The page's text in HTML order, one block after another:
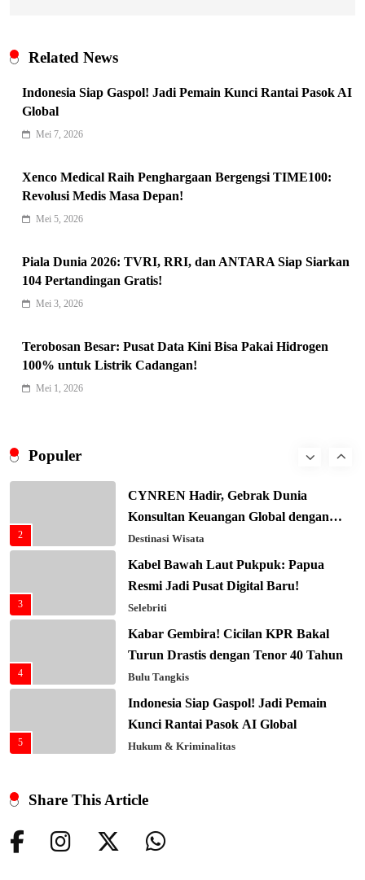
Populer
5
Kunci Rantai Pasok AI Global
Hukum & Kriminalitas
6 Editorial
Keren! Baznas Bangun Sekolah Tenda
Xenco Medical Raih Penghargaan
2
CYNREN Hadir, Gebrak Dunia
Konsultan Keuangan Global dengan
Sentuhan AI
Destinasi Wisata
3
Kabel Bawah Laut Pukpuk: Papua
Resmi Jadi Pusat Digital Baru!
Selebriti
4
Kabar Gembira! Cicilan KPR Bakal
Turun Drastis dengan Tenor 40 Tahun
Bulu Tangkis
5
Indonesia Siap Gaspol! Jadi Pemain
Kunci Rantai Pasok AI Global
Hukum & Kriminalitas
Negara G20 di Awal 2026
Keren! Baznas Bangun Sekolah Tenda
Related News
Indonesia Siap Gaspol! Jadi Pemain Kunci Rantai Pasok AI
Global
Mei 7, 2026
Xenco Medical Raih Penghargaan Bergengsi TIME100:
Revolusi Medis Masa Depan!
Mei 5, 2026
Piala Dunia 2026: TVRI, RRI, dan ANTARA Siap Siarkan
104 Pertandingan Gratis!
Mei 3, 2026
Terobosan Besar: Pusat Data Kini Bisa Pakai Hidrogen
100% untuk Listrik Cadangan!
Mei 1, 2026
Share This Article